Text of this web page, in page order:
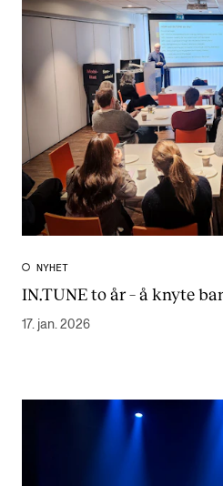
NYHET
IN.TUNE to år – å knyte
17. jan. 2026